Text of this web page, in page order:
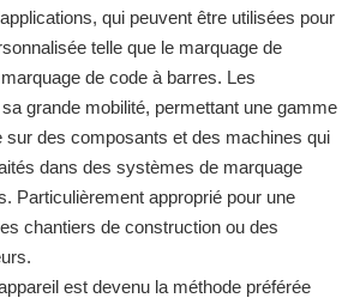
qui peuvent être utilisées pour
telle que le marquage de
de code à barres. Les
grande mobilité, permettant une gamme
sur des composants et des machines qui
dans des systèmes de marquage
Particulièrement approprié pour une
chantiers de construction ou des
est devenu la méthode préférée